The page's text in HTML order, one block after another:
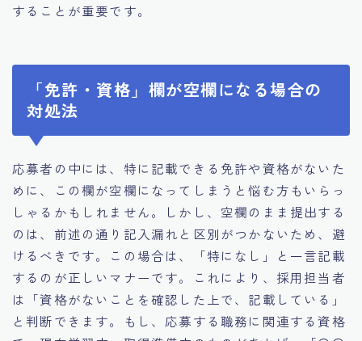
することが重要です。
「免許・資格」欄が空欄になる場合の
対処法
応募者の中には、特に記載できる免許や資格がないた
めに、この欄が空欄になってしまうと悩む方もいらっ
しゃるかもしれません。しかし、空欄のまま提出する
のは、前述の通り記入漏れと区別がつかないため、避
けるべきです。この場合は、「特になし」と一言記載
するのが正しいマナーです。これにより、採用担当者
は「資格がないことを確認した上で、記載している」
と判断できます。もし、応募する職務に関連する資格